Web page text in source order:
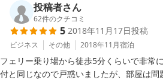
投稿者さん
62件のクチコミ
5 2018年11月17日投稿
ビジネス その他 2018年11月宿泊
フェリー乗り場から徒歩5分くらいで非常
付と同じなので戸惑いましたが、部屋は